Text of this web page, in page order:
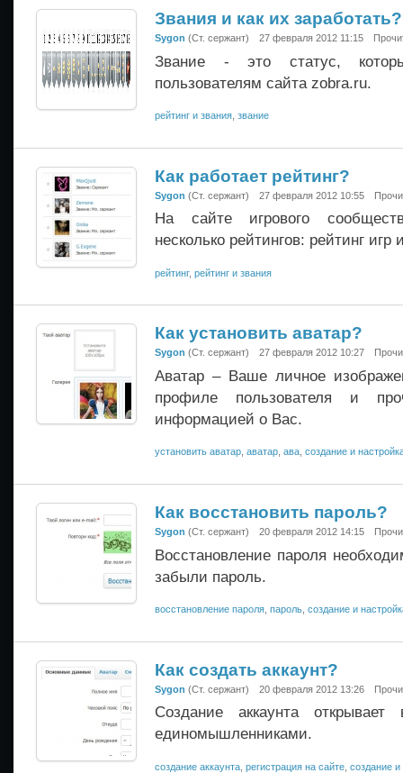
Звания и как их заработать?
Sygon (Ст. сержант) 27 февраля 2012 11:15
Звание - это статус,
пользователям сайта zobra.ru.
рейтинг и звания звание
Как работает рейтинг?
Sygon (Ст. сержант) 27 февраля 2012 10:55
На сайте игрового
несколько рейтингов: рейтинг игр
рейтинг, рейтинг и звания
Как установить аватар?
Sygon (Ст. сержант) 27 февраля 2012 10:27
Аватар – Ваше личное
профиле пользователя и
информацией о Вас.
установить аватар, аватар, ава, создание и
Как восстановить пароль?
Sygon (Ст. сержант) 20 февраля 2012 14:15
Восстановление пароля
забыли пароль.
восстановление пароля пароль создание и
Как создать аккаунт?
Sygon (Ст. сержант) 20 февраля 2012 13:26
Создание аккаунта
единомышленниками.
создание аккаунта регистрация на сайте создание и